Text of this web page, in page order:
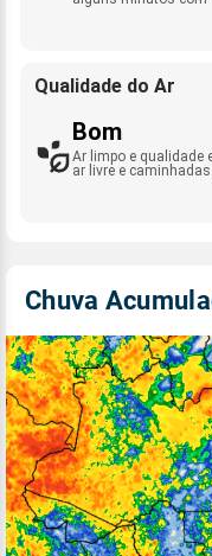
Qualidade do Ar
Bom
Ar limpo e qualidade
ar livre e caminhadas.
Chuva